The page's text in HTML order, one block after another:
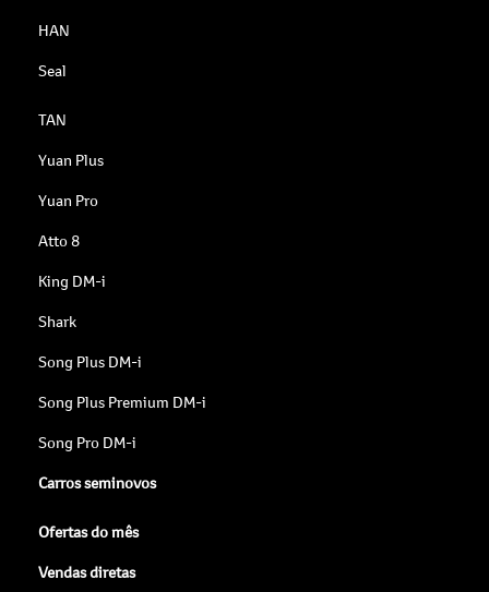
HAN
Seal
TAN
Yuan Plus
Yuan Pro
Atto 8
King DM-i
Shark
Song Plus DM-i
Song Plus Premium DM-i
Song Pro DM-i
Carros seminovos
Ofertas do mês
Vendas diretas